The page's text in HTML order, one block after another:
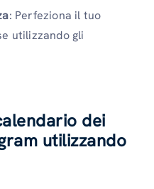
: Perfeziona il tuo
utilizzando gli
dei
utilizzando